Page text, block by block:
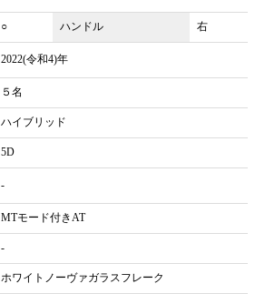
○ ハンドル
右
2022(令和4)年
５名
ハイブリッド
5D
-
MTモード付きAT
-
ホワイトノーヴァガラスフレーク